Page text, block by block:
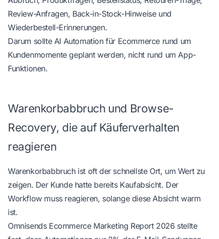
Review-Anfragen, Back-in-Stock-Hinweise und
Wiederbestell-Erinnerungen.
Darum sollte AI Automation für Ecommerce rund um
Kundenmomente geplant werden, nicht rund um App-
Funktionen.
Warenkorbabbruch und Browse-
Recovery, die auf Käuferverhalten
reagieren
Warenkorbabbruch ist oft der schnellste Ort, um Wert zu
zeigen. Der Kunde hatte bereits Kaufabsicht. Der
Workflow muss reagieren, solange diese Absicht warm
ist.
Omnisends Ecommerce Marketing Report 2026 stellte